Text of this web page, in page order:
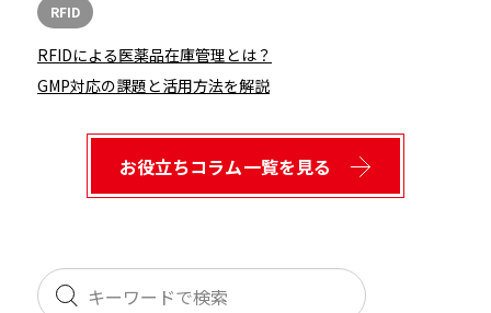
RFID
RFIDによる医薬品在庫管理とは？
GMP対応の課題と活用方法を解説
お役立ちコラム一覧を見る